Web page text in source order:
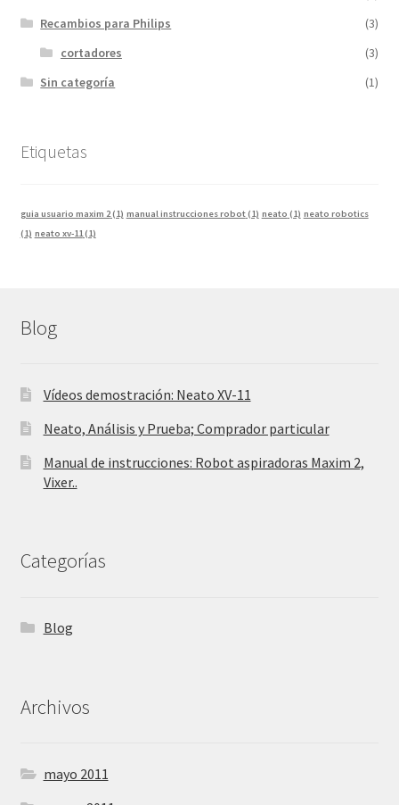
Recambios para Philips
(3)
cortadores
(3)
Sin categoría
(1)
Etiquetas
guia usuario maxim 2(1) manual instrucciones robot(1) neato (1) neato robotics
(1) neato xv-11(1)
Blog
Vídeos demostración: Neato XV-11
Neato, Análisis y Prueba; Comprador particular
Manual de instrucciones: Robot aspiradoras Maxim 2,
Vixer..
Categorías
Blog
Archivos
mayo 2011